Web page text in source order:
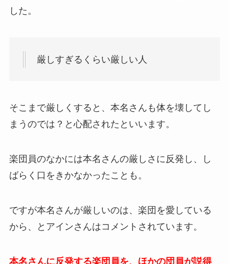
した。
厳しすぎるくらい厳しい人
そこまで厳しくすると、本名さんも体を壊してし
まうのでは？と心配されたといいます。
楽団員のなかには本名さんの厳しさに反発し、し
ばらく口をきかなかったことも。
ですが本名さんが厳しいのは、楽団を愛している
から、とアインさんはコメントされています。
本名さんに反発する楽団員を、ほかの団員が説得